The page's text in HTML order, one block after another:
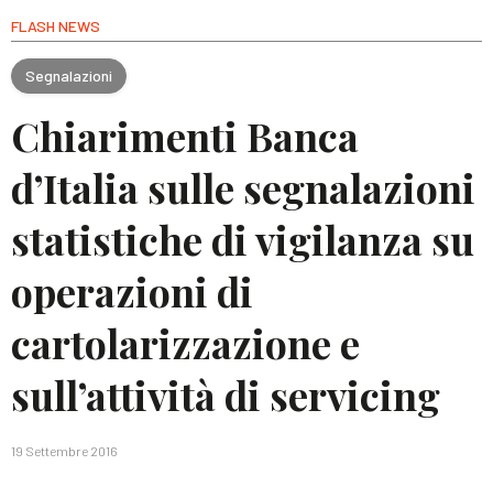
FLASH NEWS
Segnalazioni
Chiarimenti Banca
d’Italia sulle segnalazioni
statistiche di vigilanza su
operazioni di
cartolarizzazione e
sull’attività di servicing
19 Settembre 2016